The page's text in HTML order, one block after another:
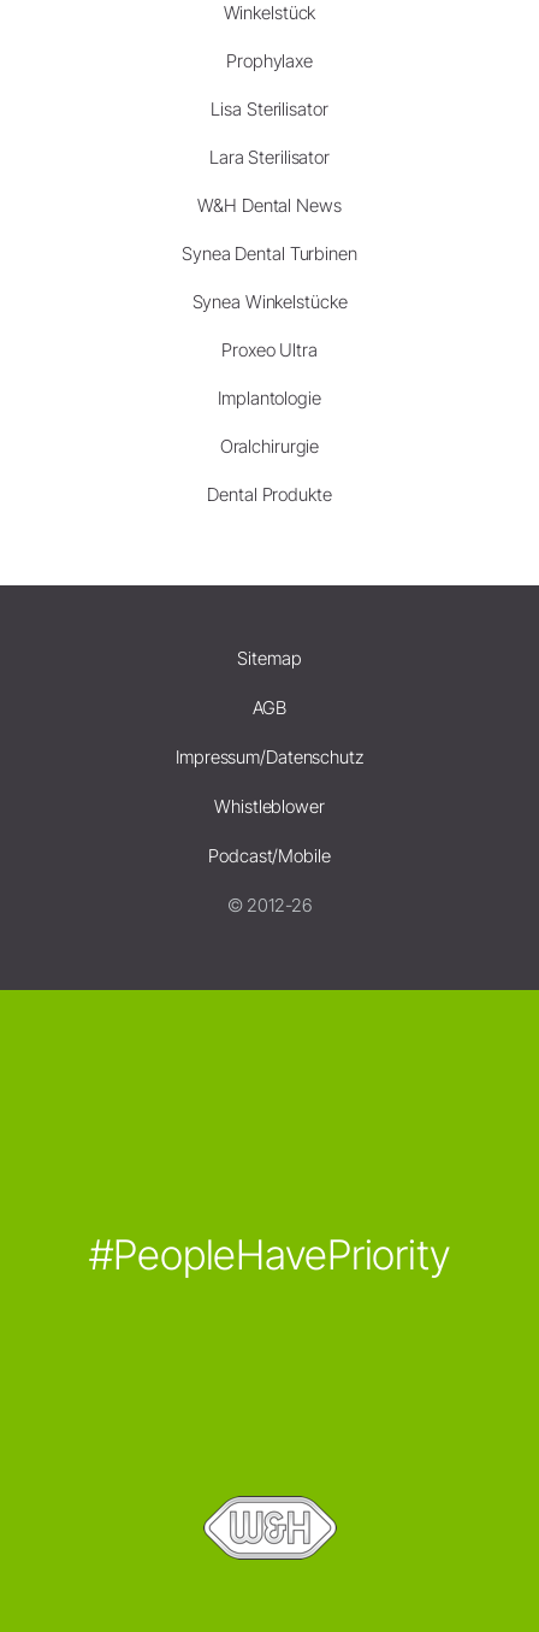
Winkelstück
Prophylaxe
Lisa Sterilisator
Lara Sterilisator
W&H Dental News
Synea Dental Turbinen
Synea Winkelstücke
Proxeo Ultra
Implantologie
Oralchirurgie
Dental Produkte
Sitemap
AGB
Impressum/Datenschutz
Whistleblower
Podcast/Mobile
© 2012-26
#PeopleHavePriority